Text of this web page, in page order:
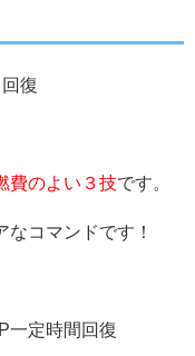
復
費のよい３技です。
コマンドです！
一定時間回復